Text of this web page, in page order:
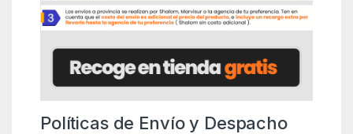
Políticas de Envío y Despacho